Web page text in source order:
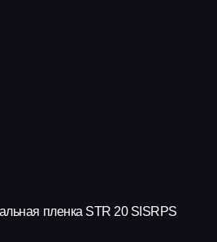
пленка STR 20 SISRPS